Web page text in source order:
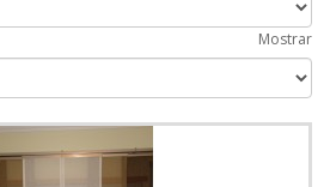
Mostrar